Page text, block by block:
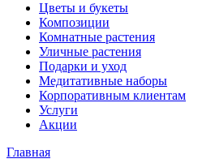
Цветы и букеты
Композиции
Комнатные растения
Уличные растения
Подарки и уход
Медитативные наборы
Корпоративным клиентам
Услуги
Акции
Главная